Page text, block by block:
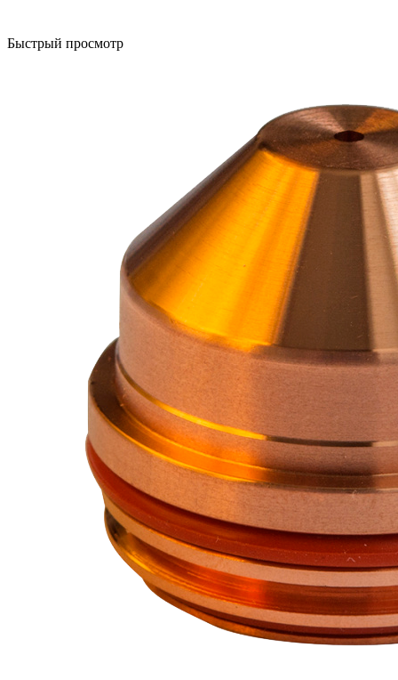
Быстрый просмотр